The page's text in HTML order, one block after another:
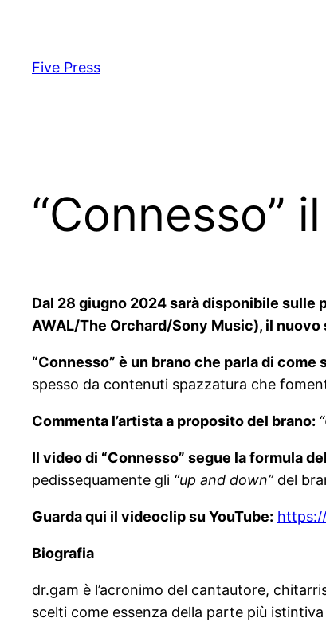
content
Five Press
“Connesso”
Dal 28 giugno 2024 sarà disponibile sulle
AWAL/The Orchard/Sony Music), il nuovo
“Connesso” è un brano che parla di
spesso da contenuti spazzatura che
Commenta l’artista a proposito del brano: “
Il video di “Connesso” segue la formula
pedissequamente gli “up and down”del
Guarda qui il videoclip su YouTube:
Biografia
dr.gam è l’acronimo del cantautore,
scelti come essenza della parte più